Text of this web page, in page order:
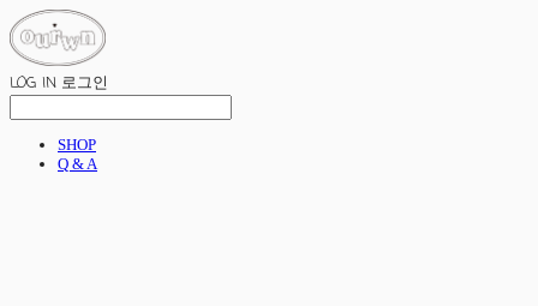
LOG IN 로그인
SHOP
Q & A